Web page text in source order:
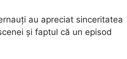
au apreciat sinceritatea
și faptul că un episod